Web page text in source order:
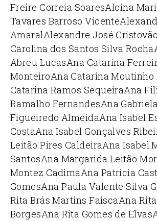
Freire Correia SoaresAlcina
Tavares Barroso Vicente
AmaralAlexandre José
Carolina dos Santos Silva Rocha
Abreu LucasAna Catarina
MonteiroAna Catarina
Catarina Ramos SequeiraAna
Ramalho FernandesAna
Figueiredo AlmeidaAna Isabel
CostaAna Isabel Gonçalves
Leitão Pires CaldeiraAna Isabel
SantosAna Margarida Leitão
Montez CadimaAna Patrícia
GomesAna Paula Valente Silva
Rita Brás Martins FaiscaAna
BorgesAna Rita Gomes de Elvas